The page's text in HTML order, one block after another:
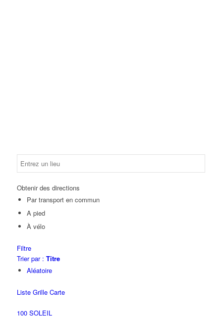
Obtenir des directions
Par transport en commun
A pied
À vélo
Filtre
Trier par : Titre
Aléatoire
Liste Grille Carte
100 SOLEIL